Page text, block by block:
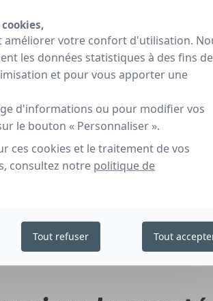
améliorer votre confort d'utilisation.
les données statistiques à des fins de
et pour vous apporter une
d'informations ou pour modifier vos
le bouton « Personnaliser ».
ces cookies et le traitement de vos
consultez notre politique de
Tout refuser Tout